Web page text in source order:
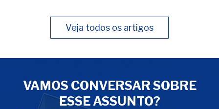
Veja todos os artigos
VAMOS CONVERSAR SOBRE
ESSE ASSUNTO?